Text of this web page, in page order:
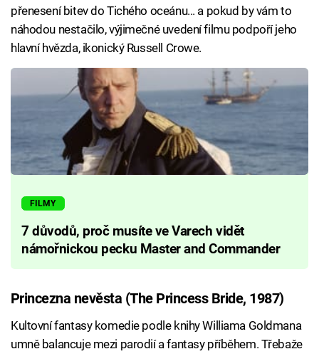
přenesení bitev do Tichého oceánu... a pokud by vám to
náhodou nestačilo, výjimečné uvedení filmu podpoří jeho
hlavní hvězda, ikonický Russell Crowe.
FILMY
7 důvodů, proč musíte ve Varech vidět
námořnickou pecku Master and Commander
Princezna nevěsta (The Princess Bride, 1987)
Kultovní fantasy komedie podle knihy Williama Goldmana
umně balancuje mezi parodií a fantasy příběhem. Třebaže